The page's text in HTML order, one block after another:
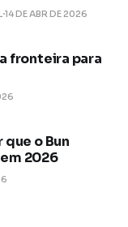
14 DE ABR DE 2026
fronteira para
o Bun
2026